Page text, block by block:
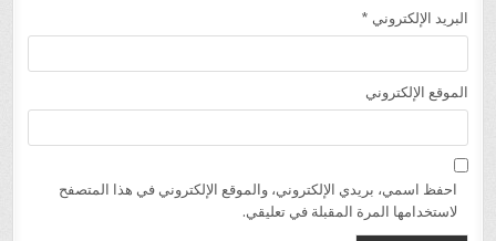
البريد الإلكتروني *
الموقع الإلكتروني
احفظ اسمي، بريدي الإلكتروني، والموقع الإلكتروني في هذا المتصفح
لاستخدامها المرة المقبلة في تعليقي.